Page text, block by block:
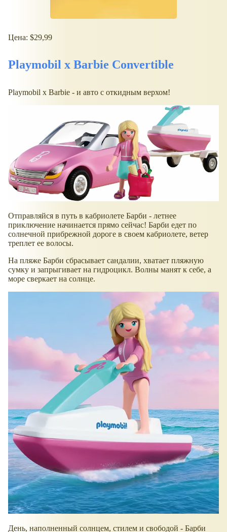
Цена: $29,99
Playmobil x Barbie Convertible
Playmobil x Barbie - и авто с откидным верхом!
Отправляйся в путь в кабриолете Барби - летнее
приключение начинается прямо сейчас! Барби едет по
солнечной прибрежной дороге в своем кабриолете, ветер
треплет ее волосы.
На пляже Барби сбрасывает сандалии, хватает пляжную
сумку и запрыгивает на гидроцикл. Волны манят к себе, а
море сверкает на солнце.
День, наполненный солнцем, стилем и свободой - Барби